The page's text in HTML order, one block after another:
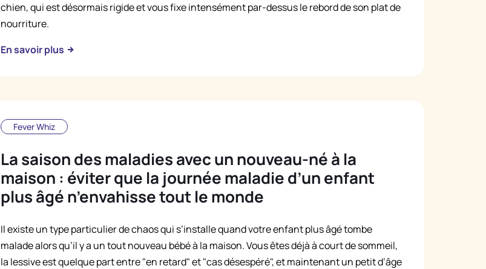
chien, qui est désormais rigide et vous fixe intensément par-dessus le rebord de son plat de
nourriture.
En savoir plus
Fever Whiz
La saison des maladies avec un nouveau-né à la
maison : éviter que la journée maladie d’un enfant
plus âgé n’envahisse tout le monde
Il existe un type particulier de chaos qui s’installe quand votre enfant plus âgé tombe
malade alors qu’il y a un tout nouveau bébé à la maison. Vous êtes déjà à court de sommeil,
la lessive est quelque part entre "en retard" et "cas désespéré", et maintenant un petit d’âge